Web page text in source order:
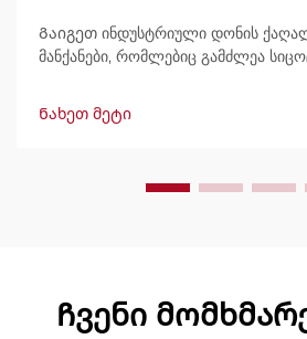
Გაიგეთ ინდუსტრიული დონის
მანქანები, რომლებიც გამძლეა
მსოფლიოში ნდობით გამოიყენება
მარტივად მართვის და მინიმალური
Ნახეთ მეტი
Ჩვენი